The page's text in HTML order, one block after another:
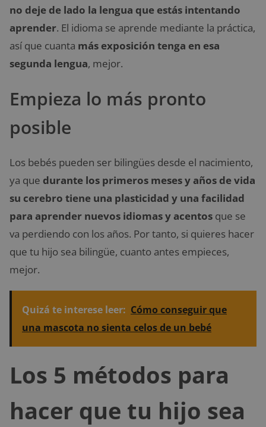
no deje de lado la lengua que estás intentando
aprender. El idioma se aprende mediante la práctica,
así que cuanta más exposición tenga en esa
segunda lengua, mejor.
Empieza lo más pronto
posible
Los bebés pueden ser bilingües desde el nacimiento,
ya que durante los primeros meses y años de vida
su cerebro tiene una plasticidad y una facilidad
para aprender nuevos idiomas y acentos que se
va perdiendo con los años. Por tanto, si quieres hacer
que tu hijo sea bilingüe, cuanto antes empieces,
mejor.
Quizá te interese leer: Cómo conseguir que
una mascota no sienta celos de un bebé
Los 5 métodos para
hacer que tu hijo sea